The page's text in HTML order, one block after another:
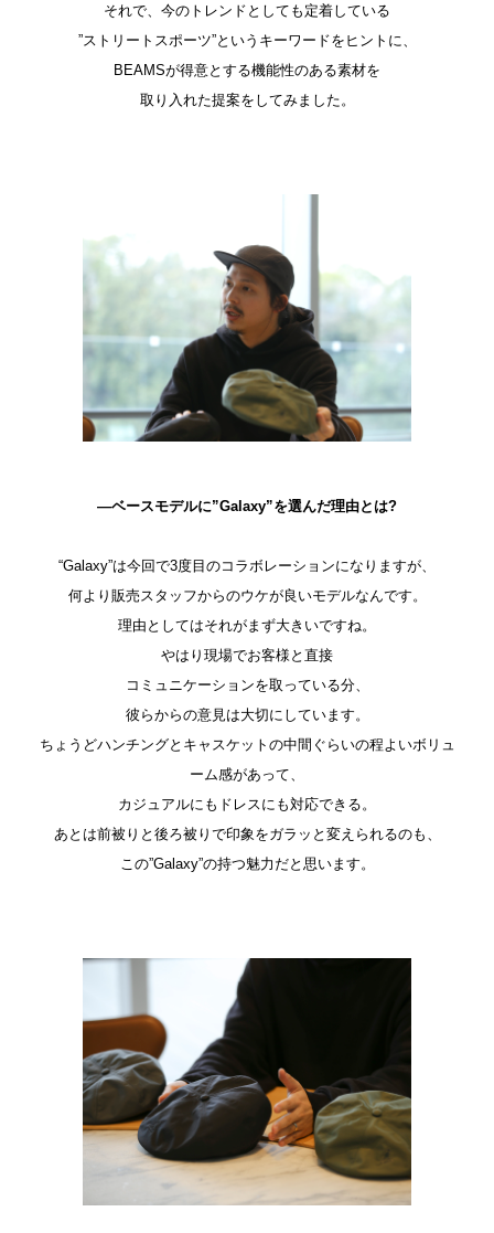
それで、今のトレンドとしても定着している
”ストリートスポーツ”というキーワードをヒントに、
BEAMSが得意とする機能性のある素材を
取り入れた提案をしてみました。
―ベースモデルに”Galaxy”を選んだ理由とは?
“Galaxy”は今回で3度目のコラボレーションになりますが、
何より販売スタッフからのウケが良いモデルなんです。
理由としてはそれがまず大きいですね。
やはり現場でお客様と直接
コミュニケーションを取っている分、
彼らからの意見は大切にしています。
ちょうどハンチングとキャスケットの中間ぐらいの程よいボリュ
ーム感があって、
カジュアルにもドレスにも対応できる。
あとは前被りと後ろ被りで印象をガラッと変えられるのも、
この”Galaxy”の持つ魅力だと思います。